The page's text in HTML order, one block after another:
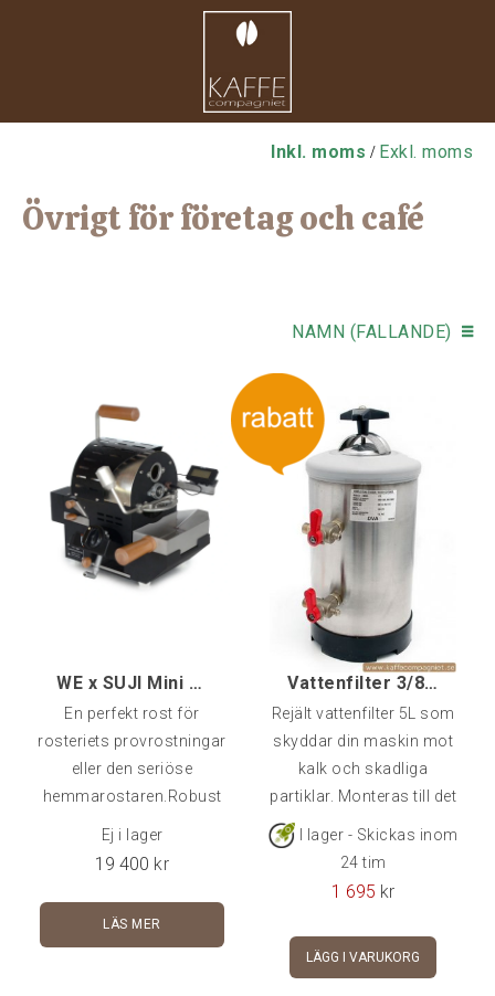
Inkl. moms / Exkl. moms
Övrigt för företag och café
NAMN (FALLANDE)
WE x SUJI Mini Roaster 100
En perfekt rost för
rosteriets provrostningar
eller den seriöse
hemmarostaren.Robust
produktion av bönor
under lång tid. Tydligt och
Ej i lager
19 400 kr
LÄS MER
Vattenfilter 3/8, Regenererbar 5L
Rejält vattenfilter 5L som
skyddar din maskin mot
kalk och skadliga
partiklar. Monteras till det
fasta vattennätet och
direkt till maskin som
Regenereras med salt.
I lager - Skickas inom
24 tim
1 695 kr
LÄGG I VARUKORG